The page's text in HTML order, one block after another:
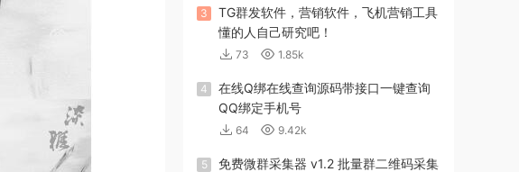
3
TG群发软件，营销软件，飞机营销工具
懂的人自己研究吧！
73 1.85k
4
在线Q绑在线查询源码带接口一键查询
QQ绑定手机号
64 9.42k
5 免费微群采集器 v1.2 批量群二维码采集